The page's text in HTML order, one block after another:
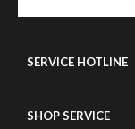
SERVICE HOTLINE
SHOP SERVICE